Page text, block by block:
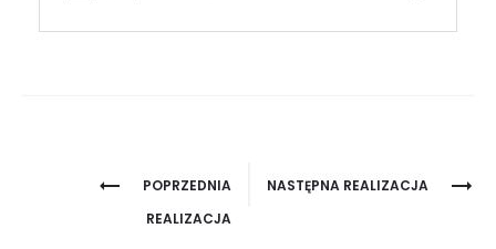
Project
navigation
POPRZEDNIA
REALIZACJA
NASTĘPNA REALIZACJA